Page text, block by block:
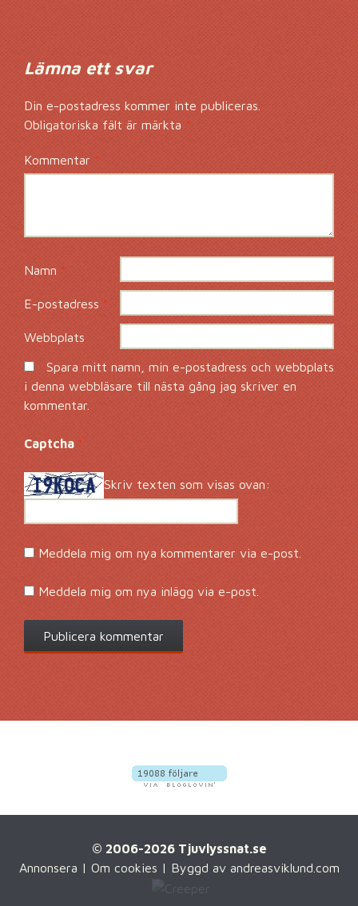
Lämna ett svar
Din e-postadress kommer inte publiceras.
Obligatoriska fält är märkta*
Kommentar*
Namn*
E-postadress*
Webbplats
Spara mitt namn, min e-postadress och webbplats
i denna webbläsare till nästa gång jag skriver en
kommentar.
Captcha*
Skriv texten som visas ovan:
Meddela mig om nya kommentarer via e-post.
Meddela mig om nya inlägg via e-post.
© 2006-2026 Tjuvlyssnat.se
Annonsera | Om cookies | Byggd av andreasviklund.com